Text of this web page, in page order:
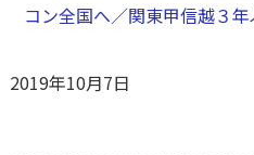
コン全国へ／関東甲信越３年
2019年10月7日